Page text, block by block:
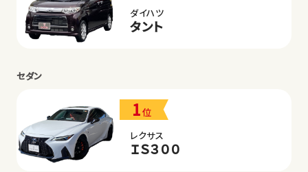
ダイハツ
タント
セダン
1位
レクサス
ＩＳ３００